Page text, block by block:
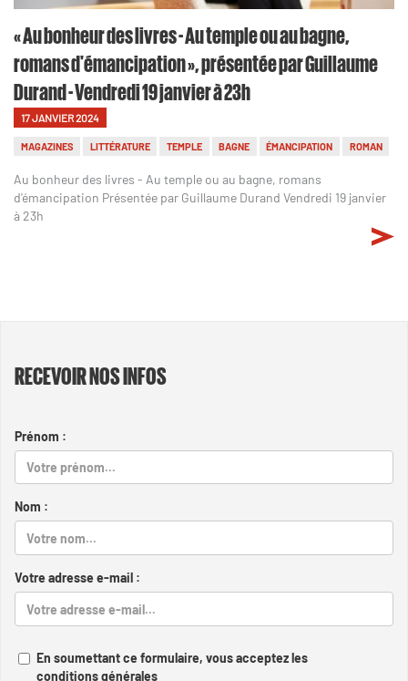
« Au bonheur des livres - Au temple ou au bagne,
romans d'émancipation », présentée par Guillaume
Durand - Vendredi 19 janvier à 23h
17 JANVIER 2024
MAGAZINES LITTÉRATURE TEMPLE BAGNE ÉMANCIPATION ROMAN
Au bonheur des livres - Au temple ou au bagne, romans
d'émancipation Présentée par Guillaume Durand Vendredi 19 janvier
à 23h
RECEVOIR NOS INFOS
Prénom :
Nom :
Votre adresse e-mail :
En soumettant ce formulaire, vous acceptez les
conditions générales